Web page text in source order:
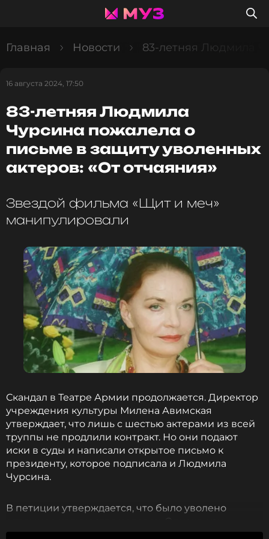
Главная Новости 83-летняя Людмила
16 августа 2024, 17:50
83-летняя Людмила
Чурсина пожалела о
письме в защиту уволенных
актеров: «От отчаяния»
Звездой фильма «Щит и меч»
манипулировали
Скандал в Театре Армии продолжается. Директор
учреждения культуры Милена Авимская
утверждает, что лишь с шестью актерами из всей
труппы не продлили контракт. Но они подают
иски в суды и написали открытое письмо к
президенту, которое подписала и Людмила
Чурсина.
В петиции утверждается, что было уволено
говорит директор театра, на самом деле 23